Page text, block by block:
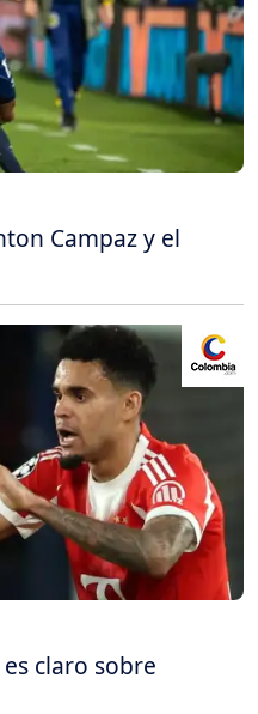
Campaz y el
claro sobre